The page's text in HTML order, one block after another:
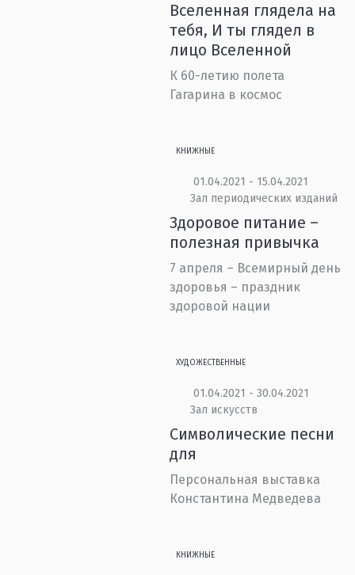
Вселенная глядела на
тебя, И ты глядел в
лицо Вселенной
К 60-летию полета
Гагарина в космос
КНИЖНЫЕ
01.04.2021 - 15.04.2021
Зал периодических изданий
Здоровое питание –
полезная привычка
7 апреля – Всемирный день
здоровья – праздник
здоровой нации
ХУДОЖЕСТВЕННЫЕ
01.04.2021 - 30.04.2021
Зал искусств
Символические песни
для
Персональная выставка
Константина Медведева
КНИЖНЫЕ